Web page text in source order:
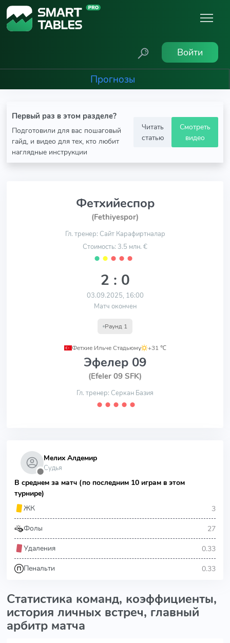
Войти
Прогнозы
Первый раз в этом разделе?
Подготовили для вас пошаговый
гайд, и видео для тех, кто любит
наглядные инструкции
Читать
статью
Смотреть
видео
Фетхийеспор
(Fethiyespor)
Гл. тренер: Сайт Карафиртналар
Стоимость: 3.5 млн. €
⬤ ⬤ ⬤ ⬤ ⬤
2 : 0
03.09.2025, 16:00
Матч окончен
Раунд 1
Фетхие Ильче Стадьюму
, +31 ℃
Эфелер 09
(Efeler 09 SFK)
Гл. тренер: Серкан Базия
⬤ ⬤ ⬤ ⬤ ⬤
⬤
Мелих Алдемир
Судья
В среднем за матч (по последним 10 играм в этом
турнире)
ЖК
3
Фолы 27
Удаления 0.33
Пенальти 0.33
Статистика команд, коэффициенты,
история личных встреч, главный
арбитр матча